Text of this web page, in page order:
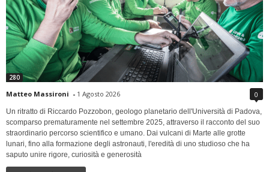
280
Matteo Massironi - 1 Agosto 2026 0
Un ritratto di Riccardo Pozzobon, geologo planetario dell'Università di Padova,
scomparso prematuramente nel settembre 2025, attraverso il racconto del suo
straordinario percorso scientifico e umano. Dai vulcani di Marte alle grotte
lunari, fino alla formazione degli astronauti, l'eredità di uno studioso che ha
saputo unire rigore, curiosità e generosità